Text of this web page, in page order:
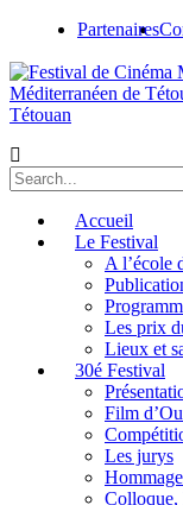
Partenaires
Méditerranéen de
Tétouan
Accueil
Le Festival
A l’école
Les prix
Lieux et
30é Festival
Film
Les jurys
Colloque,